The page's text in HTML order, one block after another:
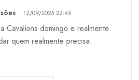
12/09/2025 22:45
Cavalions domingo e realmente
quem realmente precisa.